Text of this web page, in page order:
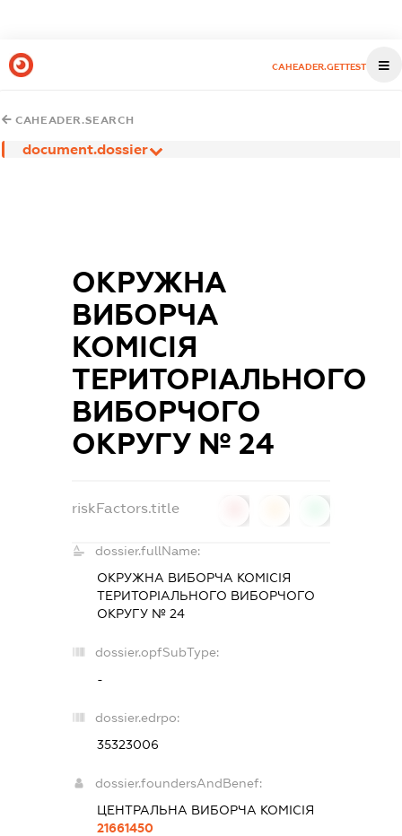
CAHEADER.GETTEST
CAHEADER.SEARCH
document.dossier
ОКРУЖНА
ВИБОРЧА
КОМІСІЯ
ТЕРИТОРІАЛЬНОГО
ВИБОРЧОГО
ОКРУГУ № 24
riskFactors.title
dossier.fullName:
ОКРУЖНА ВИБОРЧА КОМІСІЯ
ТЕРИТОРІАЛЬНОГО ВИБОРЧОГО
ОКРУГУ № 24
dossier.opfSubType:
-
dossier.edrpo:
35323006
dossier.foundersAndBenef:
ЦЕНТРАЛЬНА ВИБОРЧА КОМІСІЯ
21661450